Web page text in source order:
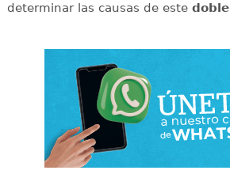
determinar las causas de este doble